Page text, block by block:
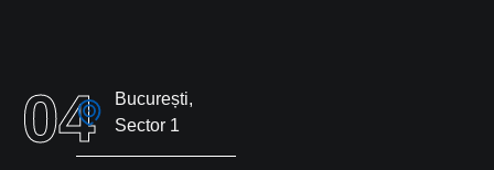
04
București,
Sector 1